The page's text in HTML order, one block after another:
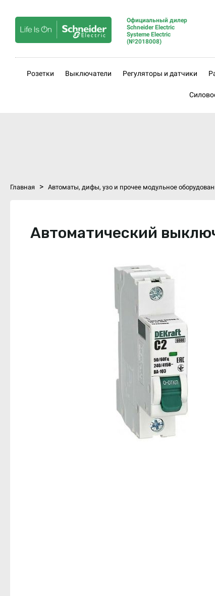
Официальный дилер
Schneider Electric
Systeme Electric
(№2018008)
Розетки Выключатели Регуляторы и датчики
Главная > Автоматы, дифы, узо и прочее модульное
Автоматический